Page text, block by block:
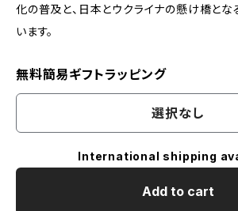
化の普及と、日本とウクライナの懸け橋とな
います。
無料簡易ギフトラッピング
選択なし
International shipping
Add to cart